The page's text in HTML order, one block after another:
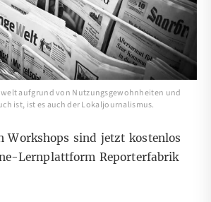
aufgrund von Nutzungsgewohnheiten und
ist, ist es auch der Lokaljournalismus.
Workshops sind jetzt kostenlos
Lernplattform Reporterfabrik